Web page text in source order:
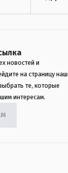
новостей и
на страницу
те, которые
интересам.